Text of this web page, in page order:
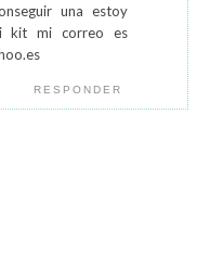
una estoy
kit mi correo es
RESPONDER